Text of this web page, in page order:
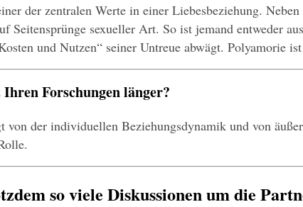
der zentralen Werte in einer Liebesbeziehung.
Seitensprünge sexueller Art. So ist jemand entweder
und Nutzen“ seiner Untreue abwägt. Polyamorie
Forschungen länger?
von der individuellen Beziehungsdynamik und von
so viele Diskussionen um die